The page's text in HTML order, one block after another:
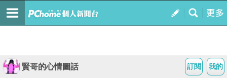
我的
訂閱
賢哥的心情圖話